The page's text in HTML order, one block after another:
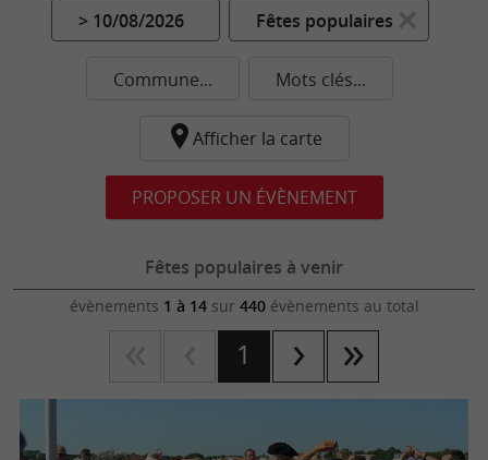
> 10/08/2026 Fêtes populaires
Commune... Mots clés...
Afficher la carte
PROPOSER UN ÉVÈNEMENT
Fêtes populaires à venir
évènements 1 à 14sur 440évènements au total
1